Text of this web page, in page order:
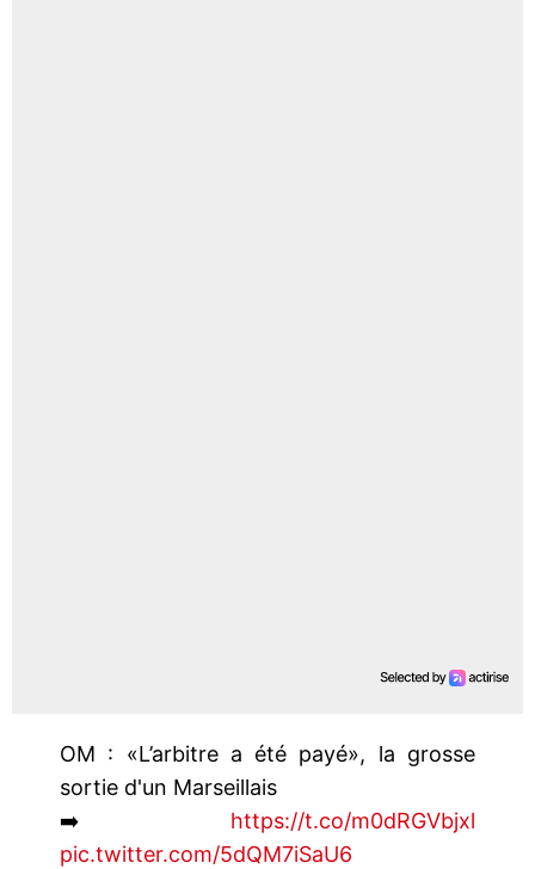
OM : «L’arbitre a été payé», la grosse
sortie d'un Marseillais
➡️ https://t.co/m0dRGVbjxl
pic.twitter.com/5dQM7iSaU6